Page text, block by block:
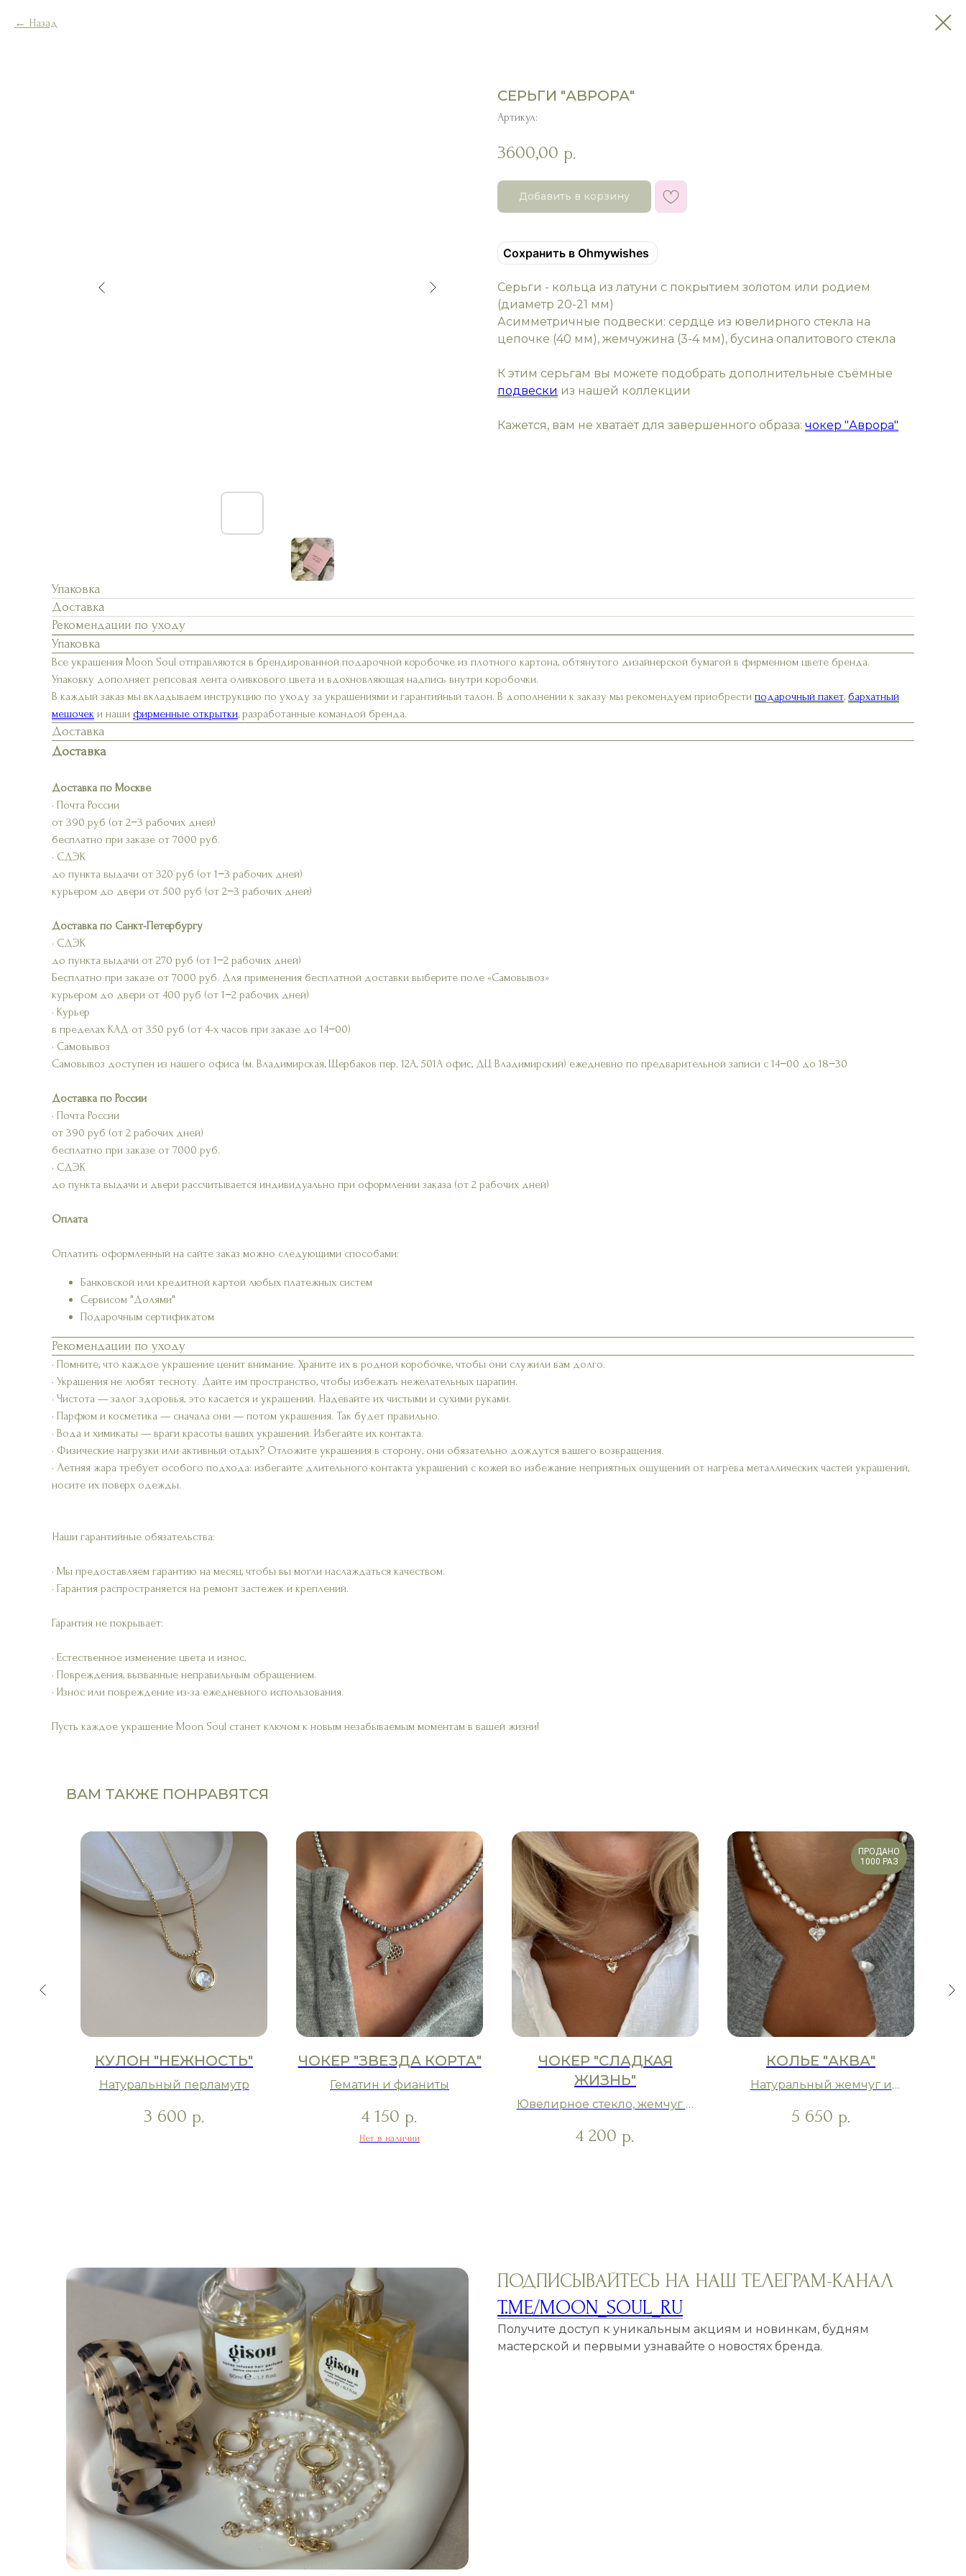
Назад
СЕРЬГИ "АВРОРА"
Артикул:
3600,00 р.
Добавить в корзину
Сохранить в Ohmywishes
Серьги - кольца из латуни с покрытием золотом или родием
(диаметр 20-21 мм)
Асимметричные подвески: сердце из ювелирного стекла на
цепочке (40 мм), жемчужина (3-4 мм), бусина опалитового стекла
К этим серьгам вы можете подобрать дополнительные съёмные
подвески из нашей коллекции
Кажется, вам не хватает для завершенного образа: чокер "Аврора"
Упаковка
Доставка
Рекомендации по уходу
Упаковка
Все украшения Moon Soul отправляются в брендированной подарочной коробочке из плотного картона, обтянутого дизайнерской бумагой в фирменном цвете бренда.
Упаковку дополняет репсовая лента оливкового цвета и вдохновляющая надпись внутри коробочки.
В каждый заказ мы вкладываем инструкцию по уходу за украшениями и гарантийный талон. В дополнении к заказу мы рекомендуем приобрести подарочный пакет, бархатный
мешочек и наши фирменные открытки, разработанные командой бренда.
Доставка
Доставка
Доставка по Москве
• Почта России
от 390 руб (от 2−3 рабочих дней)
бесплатно при заказе от 7000 руб.
• СДЭК
до пункта выдачи от 320 руб (от 1−3 рабочих дней)
курьером до двери от 500 руб (от 2−3 рабочих дней)
Доставка по Санкт-Петербургу
• СДЭК
до пункта выдачи от 270 руб (от 1−2 рабочих дней)
Бесплатно при заказе от 7000 руб. Для применения бесплатной доставки выберите поле «Самовывоз»
курьером до двери от 400 руб (от 1−2 рабочих дней)
• Курьер
в пределах КАД от 350 руб (от 4-х часов при заказе до 14−00)
• Самовывоз
Самовывоз доступен из нашего офиса (м. Владимирская, Щербаков пер. 12А, 501А офис, ДЦ Владимирский) ежедневно по предварительной записи с 14−00 до 18−30
Доставка по России
• Почта России
от 390 руб (от 2 рабочих дней)
бесплатно при заказе от 7000 руб.
• СДЭК
до пункта выдачи и двери рассчитывается индивидуально при оформлении заказа (от 2 рабочих дней)
Оплата
Оплатить оформленный на сайте заказ можно следующими способами:
Банковской или кредитной картой любых платежных систем
Сервисом "Долями"
Подарочным сертификатом
Рекомендации по уходу
• Помните, что каждое украшение ценит внимание. Храните их в родной коробочке, чтобы они служили вам долго.
• Украшения не любят тесноту. Дайте им пространство, чтобы избежать нежелательных царапин.
• Чистота — залог здоровья, это касается и украшений. Надевайте их чистыми и сухими руками.
• Парфюм и косметика — сначала они — потом украшения. Так будет правильно.
• Вода и химикаты — враги красоты ваших украшений. Избегайте их контакта.
• Физические нагрузки или активный отдых? Отложите украшения в сторону, они обязательно дождутся вашего возвращения.
• Летняя жара требует особого подхода: избегайте длительного контакта украшений с кожей во избежание неприятных ощущений от нагрева металлических частей украшений,
носите их поверх одежды.
Наши гарантийные обязательства:
• Мы предоставляем гарантию на месяц, чтобы вы могли наслаждаться качеством.
• Гарантия распространяется на ремонт застежек и креплений.
Гарантия не покрывает:
• Естественное изменение цвета и износ.
• Повреждения, вызванные неправильным обращением.
• Износ или повреждение из-за ежедневного использования.
Пусть каждое украшение Moon Soul станет ключом к новым незабываемым моментам в вашей жизни!
ВАМ ТАКЖЕ ПОНРАВЯТСЯ
КУЛОН "НЕЖНОСТЬ"
Натуральный перламутр
3 600 р.
ЧОКЕР "ЗВЕЗДА КОРТА"
Гематин и фианиты
4 150 р.
Нет в наличии
ЧОКЕР "СЛАДКАЯ
ЖИЗНЬ"
Ювелирное стекло, жемчуг и
4 200 р.
ПРОДАНО
1000 РАЗ
КОЛЬЕ "АКВА"
Натуральный жемчуг и
5 650 р.
ПОДПИСЫВАЙТЕСЬ НА НАШ ТЕЛЕГРАМ-КАНАЛ
T.ME/MOON_SOUL_RU
Получите доступ к уникальным акциям и новинкам, будням
мастерской и первыми узнавайте о новостях бренда.